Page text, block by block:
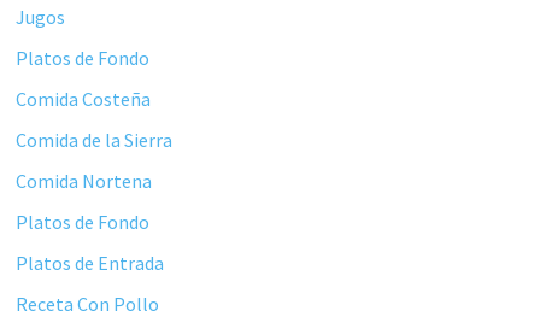
Jugos
Platos de Fondo
Comida Costeña
Comida de la Sierra
Comida Nortena
Platos de Fondo
Platos de Entrada
Receta Con Pollo